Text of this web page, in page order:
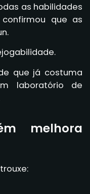
as habilidades
que as
que já costuma
laboratório de
melhora